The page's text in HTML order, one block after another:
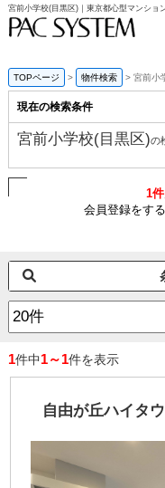
宮前小学校(目黒区)｜東京都心型マンショ
TOPページ 物件検索 宮前小
現在の検索条件
宮前小学校(目黒区)の
1件
会員登録をす
1件中1～1件を表示
自由が丘ハイタ